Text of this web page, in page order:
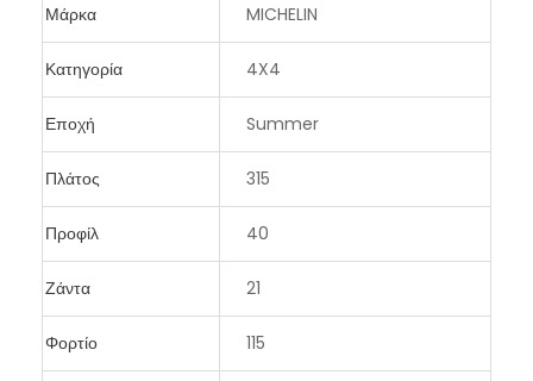
Μάρκα MICHELIN
Κατηγορία 4X4
Εποχή Summer
Πλάτος 315
Προφίλ 40
Ζάντα 21
Φορτίο 115